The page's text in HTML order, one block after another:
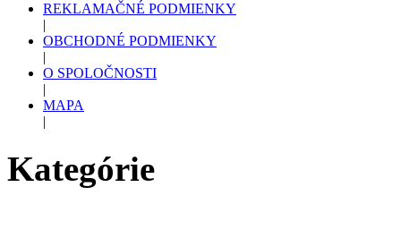
REKLAMAČNÉ PODMIENKY
|
OBCHODNÉ PODMIENKY
|
O SPOLOČNOSTI
|
MAPA
|
Kategórie